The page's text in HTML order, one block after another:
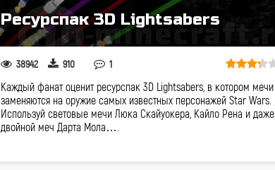
Ресурспак 3D Lightsabers
38942 910 1
Каждый фанат оценит ресурспак 3D Lightsabers, в котором мечи
заменяются на оружие самых известных персонажей Star Wars.
Используй световые мечи Люка Скайуокера, Кайло Рена и даже
двойной меч Дарта Мола….